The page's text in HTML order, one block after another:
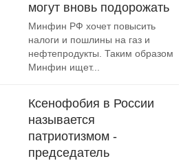
могут вновь подорожать
Минфин РФ хочет повысить
налоги и пошлины на газ и
нефтепродукты. Таким образом
Минфин ищет...
Ксенофобия в России
называется
патриотизмом -
председатель